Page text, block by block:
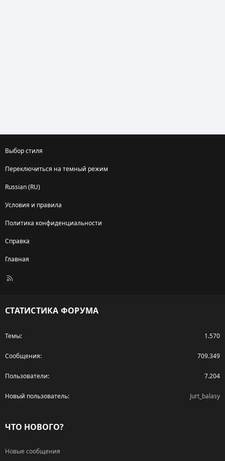
Выбор стиля
Переключиться на темный режим
Russian (RU)
Условия и правила
Политика конфиденциальности
Справка
Главная
R
СТАТИСТИКА ФОРУМА
Темы 1.570
Сообщения 709.349
Пользователи 7.204
Новый пользователь Jurt_balasy
ЧТО НОВОГО?
Новые сообщения